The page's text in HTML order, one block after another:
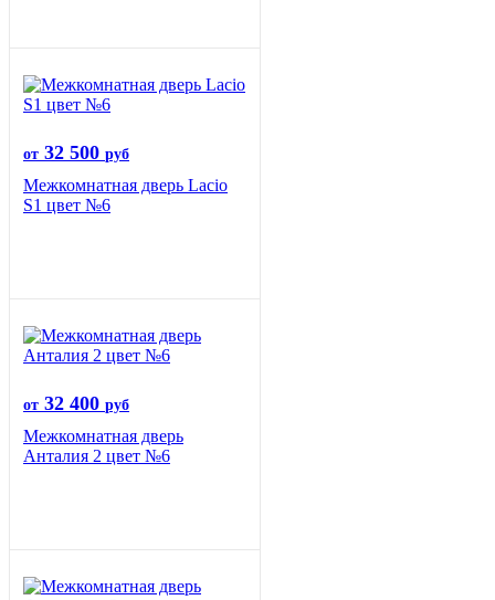
от 32 500 руб
Межкомнатная дверь Lacio
S1 цвет №6
от 32 400 руб
Межкомнатная дверь
Анталия 2 цвет №6